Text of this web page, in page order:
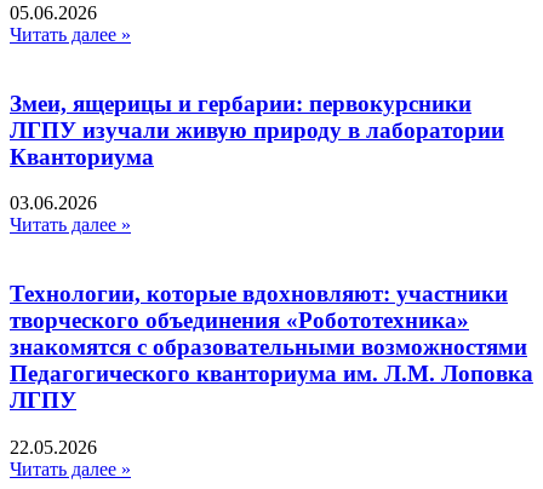
05.06.2026
Читать далее »
Змеи, ящерицы и гербарии: первокурсники
ЛГПУ изучали живую природу в лаборатории
Кванториума
03.06.2026
Читать далее »
Технологии, которые вдохновляют: участники
творческого объединения «Робототехника»
знакомятся с образовательными возможностями
Педагогического кванториума им. Л.М. Лоповка
ЛГПУ
22.05.2026
Читать далее »